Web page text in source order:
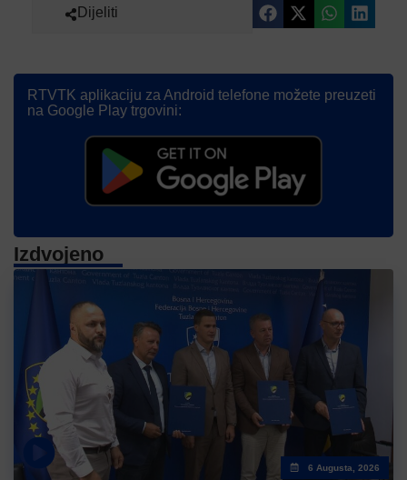
Dijeliti
RTVTK aplikaciju za Android telefone možete preuzeti
na Google Play trgovini:
Izdvojeno
6 Augusta, 2026